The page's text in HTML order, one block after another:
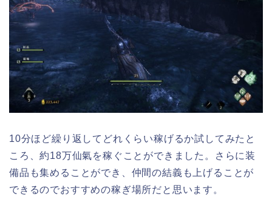
10分ほど繰り返してどれくらい稼げるか試してみたと
ころ、約18万仙氣を稼ぐことができました。さらに装
備品も集めることができ、仲間の結義も上げることが
できるのでおすすめの稼ぎ場所だと思います。